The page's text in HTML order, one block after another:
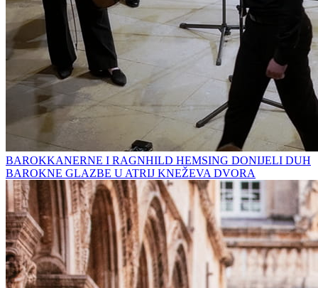
BAROKKANERNE I RAGNHILD HEMSING DONIJELI DUH
BAROKNE GLAZBE U ATRIJ KNEŽEVA DVORA